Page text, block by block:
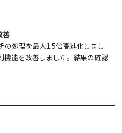
善
処理を最大1.5倍高速化しまし
機能を改善しました。結果の確認